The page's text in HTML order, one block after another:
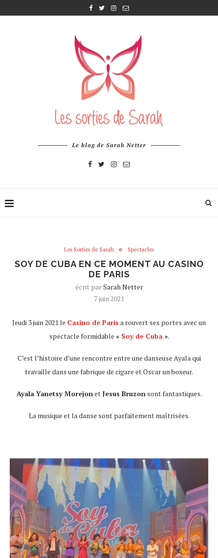
Le blog de Sarah Netter
Les Sorties de Sarah Spectacles
SOY DE CUBA EN CE MOMENT AU CASINO
DE PARIS
écrit parSarah Netter
7 juin 2021
Jeudi 3 juin 2021 le Casino de Paris a rouvert ses portes avec un
spectacle formidable « Soy de Cuba».
C’est l’histoire d’une rencontre entre une danseuse Ayala qui
travaille dans une fabrique de cigare et Oscar un boxeur.
Ayala Yanetsy Morejonet Jesus Bruzonsont fantastiques.
La musique et la danse sont parfaitement maîtrisées.